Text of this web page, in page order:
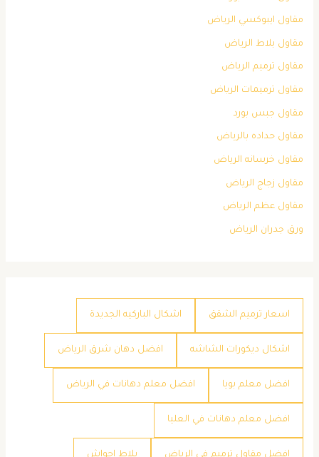
مقاول ايبوكسي الرياض
مقاول بلاط الرياض
مقاول ترميم الرياض
مقاول ترميمات الرياض
مقاول جبس بورد
مقاول حداده بالرياض
مقاول خرسانه الرياض
مقاول زجاج الرياض
مقاول عظم الرياض
ورق جدران الرياض
اسعار ترميم الشقق اشكال الباركيه الجديدة
اشكال ديكورات الشاشه افضل دهان شرق الرياض
افضل معلم بويا افضل معلم دهانات في الرياض
افضل معلم دهانات في العليا
افضل مقاول ترميم في الرياض بلاط احواش